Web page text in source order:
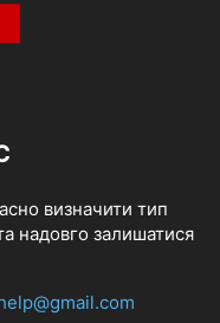
визначити тип
надовго залишатися